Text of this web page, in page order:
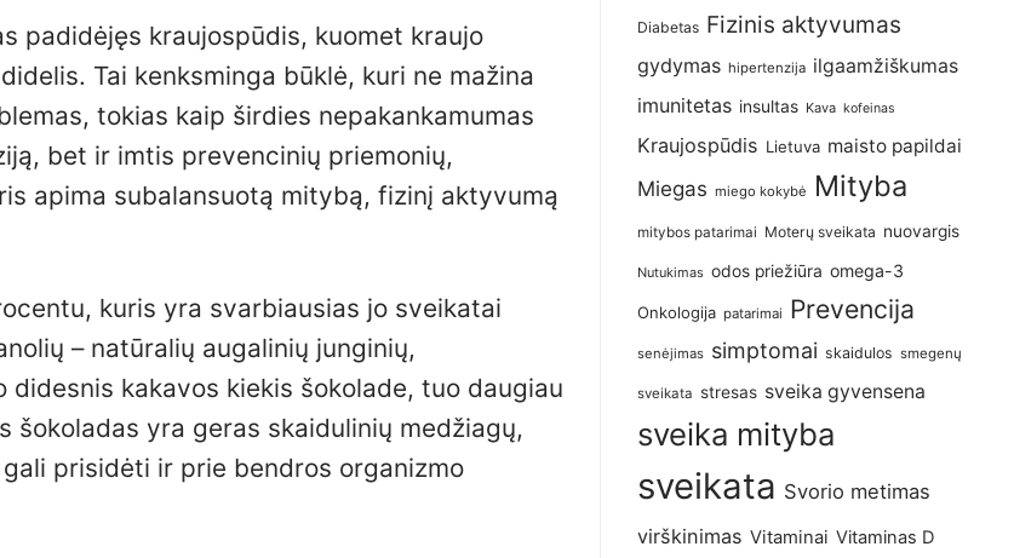
padidėjęs kraujospūdis, kuomet kraujo
Tai kenksminga būklė, kuri ne mažina
tokias kaip širdies nepakankamumas
bet ir imtis prevencinių priemonių,
apima subalansuotą mitybą, fizinį aktyvumą
kuris yra svarbiausias jo sveikatai
– natūralių augalinių junginių,
kakavos kiekis šokolade, tuo daugiau
šokoladas yra geras skaidulinių medžiagų,
prisidėti ir prie bendros organizmo
Diabetas Fizinis aktyvumas
gydymas hipertenzija ilgaamžiškumas
imunitetas insultas Kava kofeinas
Kraujospūdis Lietuva maisto papildai
Miegas miego kokybė Mityba
mitybos patarimai Moterų sveikata nuovargis
Nutukimas odos priežiūra omega-3
Onkologija patarimai Prevencija
senėjimas simptomai skaidulos smegenų
sveikata stresas sveika gyvensena
sveika mityba
sveikata Svorio metimas
virškinimas Vitaminai Vitaminas D